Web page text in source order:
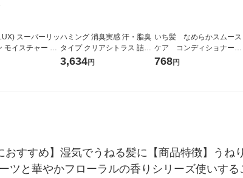
スーパーリッ
モイスチャー ミ
プー・コンデ
ハミング 消臭実感 汗・脂臭
タイプ クリアシトラス 詰め
替え 2130g 1セット(1個×2)
柔軟剤 花王
3,634円
いち髪 なめらかスムース
ケア コンディショナー
詰替用2回分 640g クラシエ
768円
すすめ】湿気でうねる髪に【商品特徴】うね
ツと華やかフローラルの香りシリーズ使いす